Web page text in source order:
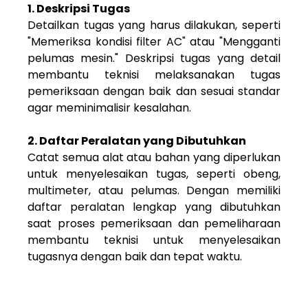
1. Deskripsi Tugas
Detailkan tugas yang harus dilakukan, seperti
"Memeriksa kondisi filter AC" atau "Mengganti
pelumas mesin." Deskripsi tugas yang detail
membantu teknisi melaksanakan tugas
pemeriksaan dengan baik dan sesuai standar
agar meminimalisir kesalahan.
2. Daftar Peralatan yang Dibutuhkan
Catat semua alat atau bahan yang diperlukan
untuk menyelesaikan tugas, seperti obeng,
multimeter, atau pelumas. Dengan memiliki
daftar peralatan lengkap yang dibutuhkan
saat proses pemeriksaan dan pemeliharaan
membantu teknisi untuk menyelesaikan
tugasnya dengan baik dan tepat waktu.